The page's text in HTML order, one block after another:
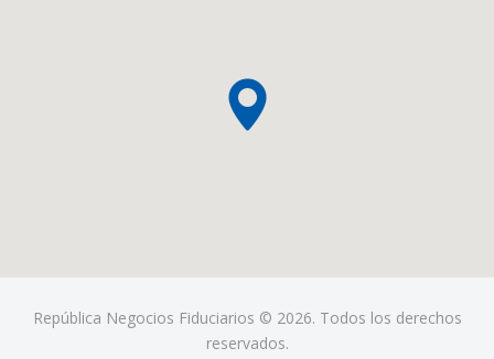
República Negocios Fiduciarios © 2026. Todos los derechos
reservados.